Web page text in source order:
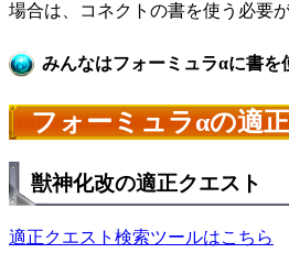
場合は、コネクトの書を使う必要が
みんなはフォーミュラαに書を
フォーミュラαの適
獣神化改の適正クエスト
適正クエスト検索ツールはこちら